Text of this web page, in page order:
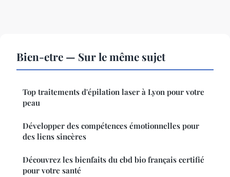
Bien-etre — Sur le même sujet
Top traitements d'épilation laser à Lyon pour votre
peau
Développer des compétences émotionnelles pour
des liens sincères
Découvrez les bienfaits du cbd bio français certifié
pour votre santé